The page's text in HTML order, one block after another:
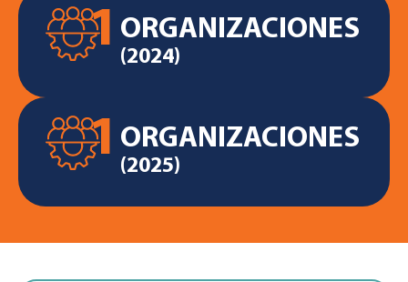
1 ORGANIZACIONES
(2024)
1 ORGANIZACIONES
(2025)